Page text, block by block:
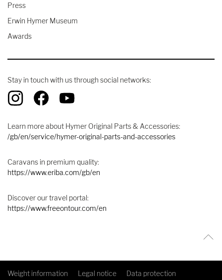
Press
Erwin Hymer Museum
Awards
Stay in touch with us through social networks:
Learn more about Hymer Original Parts & Accessories:
/gb/en/service/hymer-original-parts-and-accessories
Caravans in premium quality:
https://www.eriba.com/gb/en
Discover our travel portal:
https://www.freeontour.com/en
Weight information Legal notice Data protection